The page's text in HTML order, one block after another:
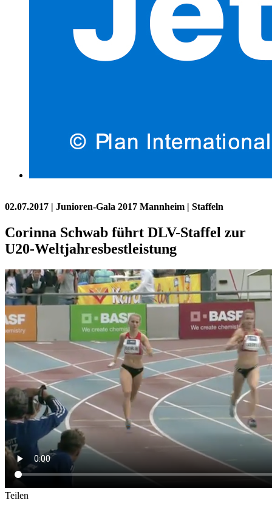
02.07.2017 | Junioren-Gala 2017 Mannheim | Staffeln
Corinna Schwab führt DLV-Staffel zur
U20-Weltjahresbestleistung
Teilen